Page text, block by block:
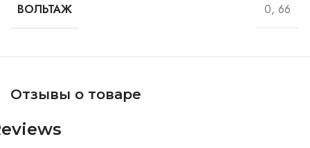
ВОЛЬТАЖ 0, 66
Отзывы о товаре